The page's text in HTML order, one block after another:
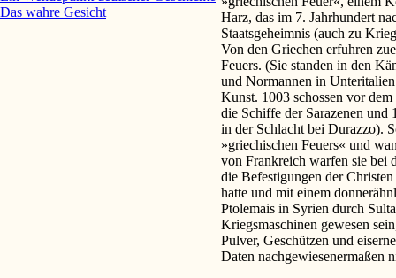
Harz, das im 7. Jahrhundert
Staatsgeheimnis (auch zu
Von den Griechen erfuhren
Feuers. (Sie standen in den
und Normannen in
Kunst. 1003 schossen vor
die Schiffe der Sarazenen und
in der Schlacht bei Durazzo).
»griechischen Feuers« und
von Frankreich warfen sie bei
die Befestigungen der
hatte und mit einem
Ptolemais in Syrien durch
Kriegsmaschinen gewesen
Pulver, Geschützen und
Daten nachgewiesenermaßen
Das wahre Gesicht